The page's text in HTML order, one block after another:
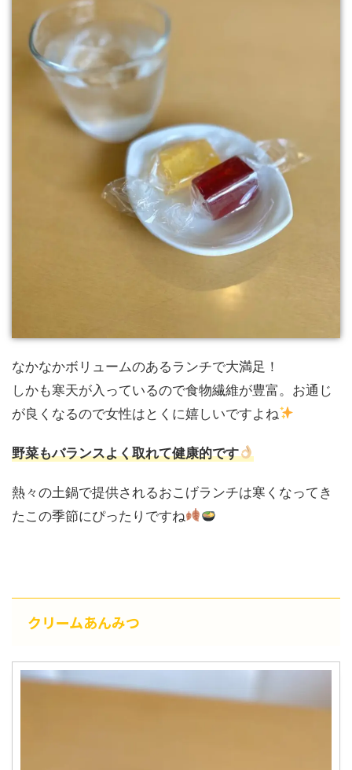
なかなかボリュームのあるランチで大満足！
しかも寒天が入っているので食物繊維が豊富。お通じ
が良くなるので女性はとくに嬉しいですよね
野菜もバランスよく取れて健康的です
熱々の土鍋で提供されるおこげランチは寒くなってき
たこの季節にぴったりですね
クリームあんみつ